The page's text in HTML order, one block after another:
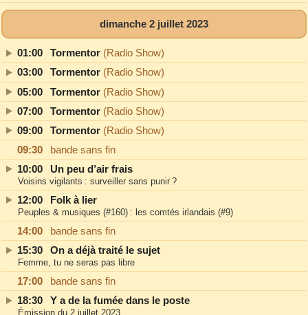
dimanche 2 juillet 2023
01:00 Tormentor (Radio Show)
03:00
Tormentor (Radio Show)
05:00
Tormentor (Radio Show)
07:00
Tormentor (Radio Show)
09:00
Tormentor (Radio Show)
09:30
bande sans fin
10:00
Un peu d’air frais
Voisins vigilants : surveiller sans punir ?
12:00 Folk à lier
Peuples & musiques (#160) : les comtés irlandais (#9)
14:00
bande sans fin
15:30
On a déjà traité le sujet
Femme, tu ne seras pas libre
17:00
bande sans fin
18:30
Y a de la fumée dans le poste
Émission du 2 juillet 2023